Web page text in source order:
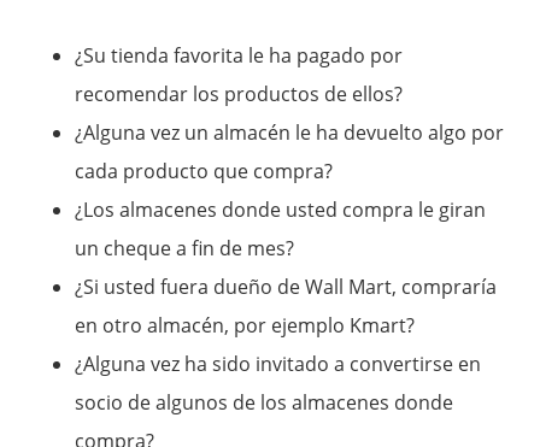
¿Su tienda favorita le ha pagado por
recomendar los productos de ellos?
¿Alguna vez un almacén le ha devuelto algo por
cada producto que compra?
¿Los almacenes donde usted compra le giran
un cheque a fin de mes?
¿Si usted fuera dueño de Wall Mart, compraría
en otro almacén, por ejemplo Kmart?
¿Alguna vez ha sido invitado a convertirse en
socio de algunos de los almacenes donde
compra?